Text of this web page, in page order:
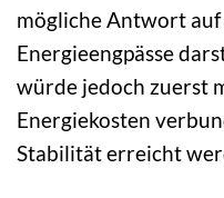
mögliche Antwort
Energieengpässe
würde jedoch zuerst
Energiekosten
Stabilität erreicht